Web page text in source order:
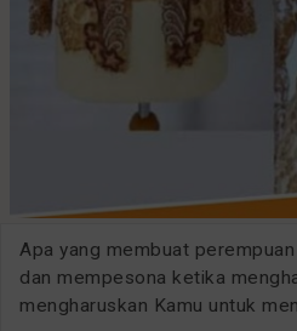
Apa yang membuat
dan mempesona ketika
mengharuskan Kamu untuk